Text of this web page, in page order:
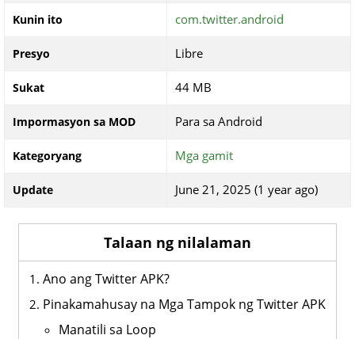
Kunin ito com.twitter.android
Presyo Libre
Sukat 44 MB
Impormasyon sa MOD Para sa Android
Kategoryang Mga gamit
Update June 21, 2025 (1 year ago)
Talaan ng nilalaman
Ano ang Twitter APK?
Pinakamahusay na Mga Tampok ng Twitter APK
Manatili sa Loop